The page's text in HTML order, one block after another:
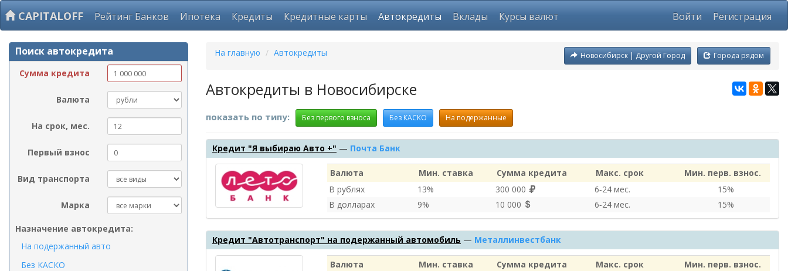
CAPITALOFF Рейтинг Банков Ипотека Кредиты Кредитные карты Автокредиты Вклады Курсы валют Войти Регистрация
Поиск автокредита
Сумма кредита
Валюта
На срок, мес.
Первый взнос
Вид транспорта
Марка
Назначение автокредита:
На подержанный авто
Без КАСКО
Города рядом
Новосибирск | Другой Город
На главную / Автокредиты
Автокредиты в Новосибирске
показать по типу: Без первого взноса Без КАСКО На подержанные
Кредит "Я выбираю Авто +" — Почта Банк
Валюта Мин. ставка Сумма кредита Макс. срок
Мин. перв. взнос.
В рублях
13% 300 000 6‑24 мес.
15%
В долларах
9% 10 000 6‑24 мес. 15%
Кредит "Автотранспорт" на подержанный автомобиль — Металлинвестбанк
Валюта Мин. ставка Сумма кредита Макс. срок
Мин. перв. взнос.